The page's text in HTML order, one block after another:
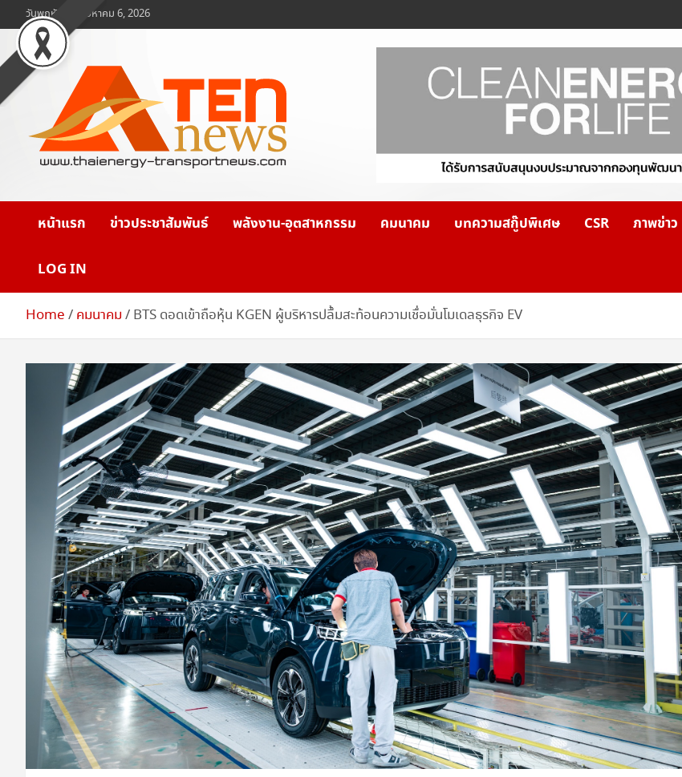
to
content
วันพฤหัสบดี, สิงหาคม 6, 2026
www.ten-news.com
หน้าแรก ข่าวประชาสัมพันธ์ พลังงาน-อุตสาหกรรม คมนาคม บทความสกู๊ปพิเศษ CSR ภาพข่าว
LOG IN
Home คมนาคม BTS ดอดเข้าถือหุ้น KGEN ผู้บริหารปลื้มสะท้อนความเชื่อมั่นโมเดลธุรกิจ EV